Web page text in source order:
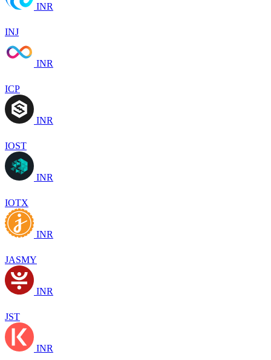
INR
INJ
INR
ICP
INR
IOST
INR
IOTX
INR
JASMY
INR
JST
INR